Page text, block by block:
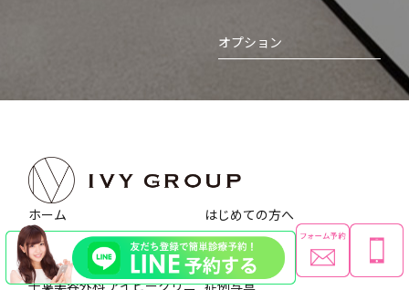
オプション
ホーム
吉祥寺アイビークリニック
千葉美容外科 アイビークリニ
はじめての方へ
LINE予約について
症例写真